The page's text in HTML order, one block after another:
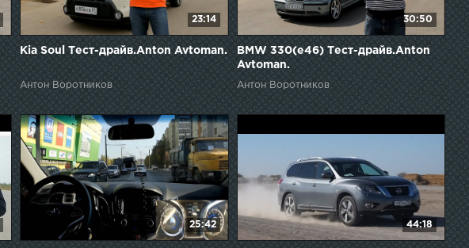
23:14
Kia Soul Тест-драйв.Anton Avtoman.
Антон Воротников
30:50
BMW 330(e46) Тест-драйв.Anton
Avtoman.
Антон Воротников
25:42 44:18